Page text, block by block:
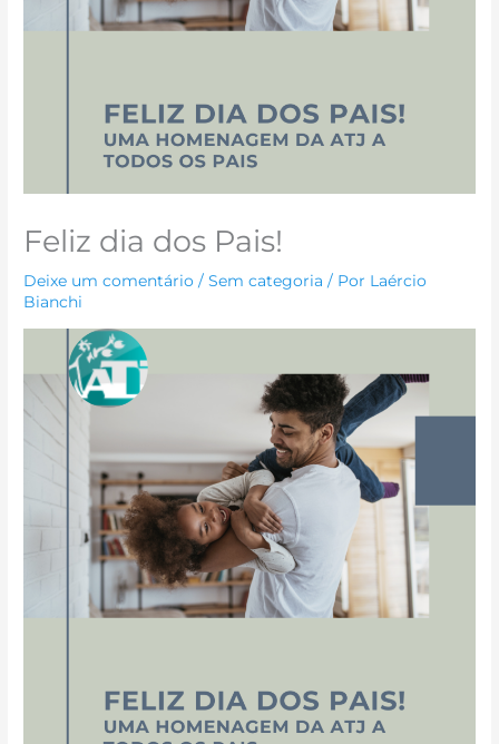
Feliz dia dos Pais!
Deixe um comentário /Sem categoria / Por Laércio
Bianchi